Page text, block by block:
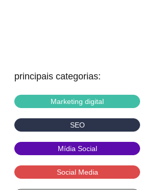
principais categorias:
Marketing digital
SEO
Mídia Social
Social Media